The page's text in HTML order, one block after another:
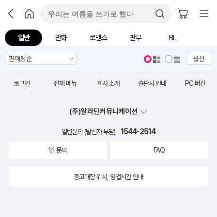
일반 만화 로맨스 판무 BL
옵션
로그인 전체 메뉴 회사 소개 출판사 안내 PC 버전
(주)알라딘커뮤니케이션
일반문의 (발신자 부담) 1544-2514
1:1 문의 FAQ
중고매장 위치, 영업시간 안내